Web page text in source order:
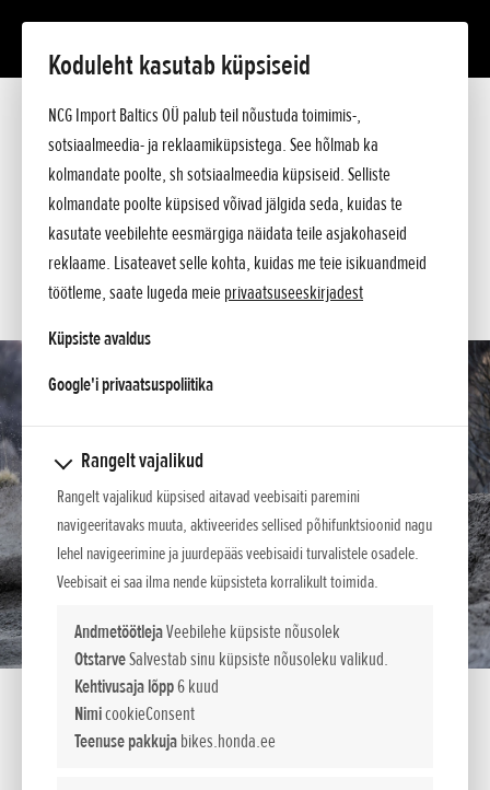
Koduleht kasutab küpsiseid
NCG Import Baltics OÜ palub teil nõustuda toimimis-,
sotsiaalmeedia- ja reklaamiküpsistega. See hõlmab ka
kolmandate poolte, sh sotsiaalmeedia küpsiseid. Selliste
kolmandate poolte küpsised võivad jälgida seda, kuidas te
kasutate veebilehte eesmärgiga näidata teile asjakohaseid
reklaame. Lisateavet selle kohta, kuidas me teie isikuandmeid
töötleme, saate lugeda meieprivaatsuseeskirjadest
Küpsiste avaldus
Google'i privaatsuspoliitikaopens in a new tab
Rangelt vajalikud
Rangelt vajalikud küpsised aitavad veebisaiti paremini
navigeeritavaks muuta, aktiveerides sellised põhifunktsioonid nagu
lehel navigeerimine ja juurdepääs veebisaidi turvalistele osadele.
Veebisait ei saa ilma nende küpsisteta korralikult toimida.
AndmetöötlejaVeebilehe küpsiste nõusolek
OtstarveSalvestab sinu küpsiste nõusoleku valikud.
Kehtivusaja lõpp6 kuud
NimicookieConsent
Teenuse pakkujabikes.honda.ee
Tutvustus
Tehnilised andmed
Hinnakiri
Küsi lisa
KÜSI PAKKUMIST
SOOVIN TEENINDUSE AEGA
KONTAKT
SEADISTA LIISINGUKALKULAATOR